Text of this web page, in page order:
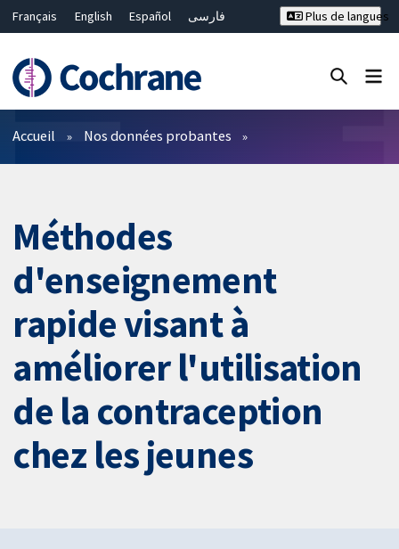
Français English Español
فارسی
Bahasa Malaysia
ไทย
繁體中文
简体中文
Plus de langues
Filtres
Accueil Nos données probantes
Méthodes
d'enseignement
rapide visant à
améliorer l'utilisation
de la contraception
chez les jeunes